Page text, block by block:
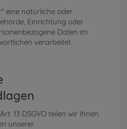
eine natürliche oder
Einrichtung oder
Daten im
verarbeitet.
13 DSGVO teilen wir Ihnen
unserer